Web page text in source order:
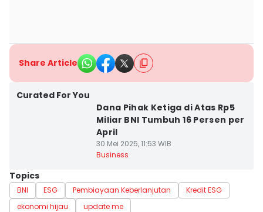
Share Article
Curated For You
Dana Pihak Ketiga di Atas Rp5
Miliar BNI Tumbuh 16 Persen per
April
30 Mei 2025, 11:53 WIB
Business
Topics
BNI ESG Pembiayaan Keberlanjutan
Kredit ESG
ekonomi hijau
update me